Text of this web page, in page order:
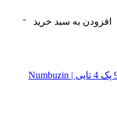
افزودن به سبد خرید
ماسک صورت لیفتینگ نامبوزین شماه 9 پک 4 تایی | Numbuzin